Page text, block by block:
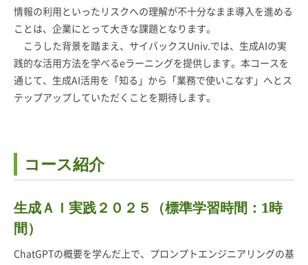
情報の利用といったリスクへの理解が不十分なまま導入を進める
ことは、企業にとって大きな課題となります。
こうした背景を踏まえ、サイバックスUniv.では、生成AIの実
践的な活用方法を学べるeラーニングを提供します。本コースを
通じて、生成AI活用を「知る」から「業務で使いこなす」へとス
テップアップしていただくことを期待します。
コース紹介
生成ＡＩ実践２０２５（標準学習時間：1時
間）
ChatGPTの概要を学んだ上で、プロンプトエンジニアリングの基